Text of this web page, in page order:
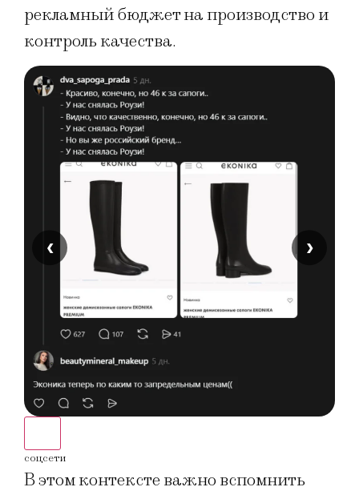
рекламный бюджет на производство и
контроль качества.
соцсети
‹ ›
В этом контексте важно вспомнить